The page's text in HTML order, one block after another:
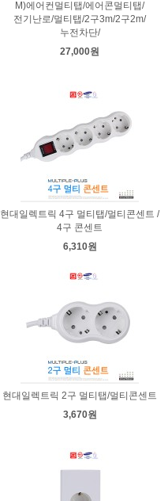
M)에어컨멀티탭/에어콘멀티탭/
전기난로/멀티탭/2구3m/2구2m/
누전차단/
27,000원
현대일렉트릭 4구 멀티탭/멀티콘센트 /
4구 콘센트
6,310원
현대일렉트릭 2구 멀티탭/멀티콘센트
3,670원